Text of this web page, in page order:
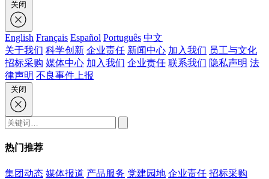
English Français Español Português 中文
关于我们 科学创新 企业责任 新闻中心 加入我们 员工与文化
招标采购 媒体中心 加入我们 企业责任 联系我们 隐私声明 法
律声明 不良事件上报
热门推荐
集团动态 媒体报道 产品服务 党建园地 企业责任 招标采购